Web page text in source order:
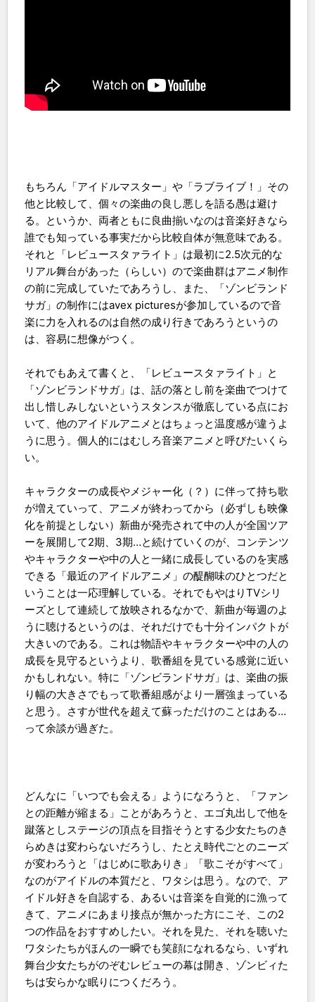
もちろん「アイドルマスター」や「ラブライブ！」その
他と比較して、個々の楽曲の良し悪しを語る愚は避け
る。というか、両者ともに良曲揃いなのは音楽好きなら
誰でも知っている事実だから比較自体が無意味である。
それと「レビュースタァライト」は最初に2.5次元的な
リアル舞台があった（らしい）ので楽曲群はアニメ制作
の前に完成していたであろうし、また、「ゾンビランド
サガ」の制作にはavex picturesが参加しているので音
楽に力を入れるのは自然の成り行きであろうというの
は、容易に想像がつく。
それでもあえて書くと、「レビュースタァライト」と
「ゾンビランドサガ」は、話の落とし前を楽曲でつけて
出し惜しみしないというスタンスが徹底している点にお
いて、他のアイドルアニメとはちょっと温度感が違うよ
うに思う。個人的にはむしろ音楽アニメと呼びたいくら
い。
キャラクターの成長やメジャー化（？）に伴って持ち歌
が増えていって、アニメが終わってから（必ずしも映像
化を前提としない）新曲が発売されて中の人が全国ツア
ーを展開して2期、3期…と続けていくのが、コンテンツ
やキャラクターや中の人と一緒に成長しているのを実感
できる「最近のアイドルアニメ」の醍醐味のひとつだと
いうことは一応理解している。それでもやはりTVシリ
ーズとして連続して放映されるなかで、新曲が毎週のよ
うに聴けるというのは、それだけでも十分インパクトが
大きいのである。これは物語やキャラクターや中の人の
成長を見守るというより、歌番組を見ている感覚に近い
かもしれない。特に「ゾンビランドサガ」は、楽曲の振
り幅の大きさでもって歌番組感がより一層強まっている
と思う。さすが世代を超えて蘇っただけのことはある…
って余談が過ぎた。
どんなに「いつでも会える」ようになろうと、「ファン
との距離が縮まる」ことがあろうと、エゴ丸出しで他を
蹴落としステージの頂点を目指そうとする少女たちのき
らめきは変わらないだろうし、たとえ時代ごとのニーズ
が変わろうと「はじめに歌ありき」「歌こそがすべて」
なのがアイドルの本質だと、ワタシは思う。なので、ア
イドル好きを自認する、あるいは音楽を自覚的に漁って
きて、アニメにあまり接点が無かった方にこそ、この2
つの作品をおすすめしたい。それを見た、それを聴いた
ワタシたちがほんの一瞬でも笑顔になれるなら、いずれ
舞台少女たちがのぞむレビューの幕は開き、ゾンビィた
ちは安らかな眠りにつくだろう。